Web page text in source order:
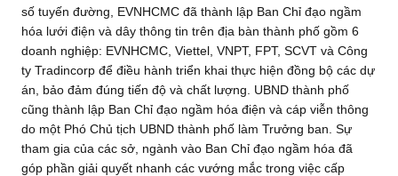
số tuyến đường, EVNHCMC đã thành lập Ban Chỉ đạo ngầm
hóa lưới điện và dây thông tin trên địa bàn thành phố gồm 6
doanh nghiệp: EVNHCMC, Viettel, VNPT, FPT, SCVT và Công
ty Tradincorp để điều hành triển khai thực hiện đồng bộ các dự
án, bảo đảm đúng tiến độ và chất lượng. UBND thành phố
cũng thành lập Ban Chỉ đạo ngầm hóa điện và cáp viễn thông
do một Phó Chủ tịch UBND thành phố làm Trưởng ban. Sự
tham gia của các sở, ngành vào Ban Chỉ đạo ngầm hóa đã
góp phần giải quyết nhanh các vướng mắc trong việc cấp